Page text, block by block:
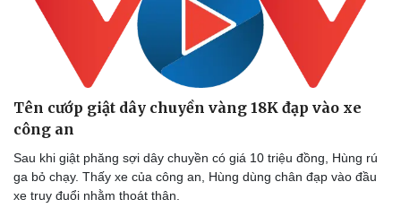
Tên cướp giật dây chuyền vàng 18K đạp vào xe
công an
Sau khi giật phăng sợi dây chuyền có giá 10 triệu đồng, Hùng rú
ga bỏ chạy. Thấy xe của công an, Hùng dùng chân đạp vào đầu
xe truy đuổi nhằm thoát thân.